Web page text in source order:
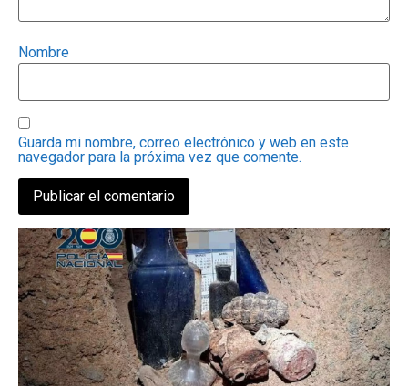
Nombre
Guarda mi nombre, correo electrónico y web en este
navegador para la próxima vez que comente.